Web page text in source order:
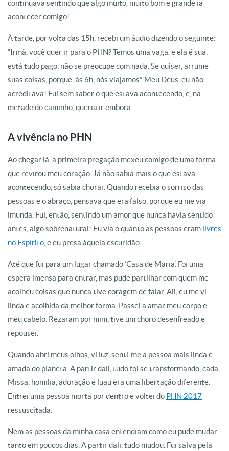
continuava sentindo que algo muito, muito bom e grande ia
acontecer comigo!
À tarde, por volta das 15h, recebi um áudio dizendo o seguinte:
“Irmã, você quer ir para o PHN? Temos uma vaga, e ela é sua,
está tudo pago, não se preocupe com nada. Se quiser, arrume
suas coisas, porque, às 6h, nós viajamos”. Meu Deus, eu não
acreditava! Fui sem saber o que estava acontecendo, e, na
metade do caminho, queria ir embora.
A vivência no PHN
Ao chegar lá, a primeira pregação mexeu comigo de uma forma
que revirou meu coração. Já não sabia mais o que estava
acontecendo, só sabia chorar. Quando recebia o sorriso das
pessoas e o abraço, pensava que era falso, porque eu me via
imunda. Fui, então, sentindo um amor que nunca havia sentido
antes, algo sobrenatural! Eu via o quanto as pessoas eram livres
no Espírito , e eu presa àquela escuridão.
Até que fui para um lugar chamado ‘Casa de Maria’. Foi uma
espera imensa para entrar, mas pude partilhar com quem me
acolheu coisas que nunca tive coragem de falar. Ali, eu me vi
linda e acolhida da melhor forma. Passei a amar meu corpo e
meu cabelo. Rezaram por mim, tive um choro desenfreado e
repousei.
Quando abri meus olhos, vi luz, senti-me a pessoa mais linda e
amada do planeta. A partir dali, tudo foi se transformando, cada
Missa, homilia, adoração e luau era uma libertação diferente.
Entrei uma pessoa morta por dentro e voltei do PHN 2017
ressuscitada.
Nem as pessoas da minha casa entendiam como eu pude mudar
tanto em poucos dias. A partir dali, tudo mudou. Fui salva pela